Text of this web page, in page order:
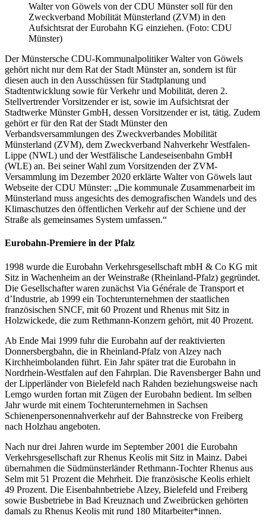
Walter von Göwels von der CDU Münster soll für den
Zweckverband Mobilität Münsterland (ZVM) in den
Aufsichtsrat der Eurobahn KG einziehen. (Foto: CDU
Münster)
Der Münstersche CDU-Kommunalpolitiker Walter von Göwels
gehört nicht nur dem Rat der Stadt Münster an, sondern ist für
diesen auch in den Ausschüssen für Stadtplanung und
Stadtentwicklung sowie für Verkehr und Mobilität, deren 2.
Stellvertrender Vorsitzender er ist, sowie im Aufsichtsrat der
Stadtwerke Münster GmbH, dessen Vorsitzender er ist, tätig. Zudem
gehört er für den Rat der Stadt Münster den
Verbandsversammlungen des Zweckverbandes Mobilität
Münsterland (ZVM), dem Zweckverband Nahverkehr Westfalen-
Lippe (NWL) und der Westfälische Landeseisenbahn GmbH
(WLE) an. Bei seiner Wahl zum Vorsitzenden der ZVM-
Versammlung im Dezember 2020 erklärte Walter von Göwels laut
Webseite der CDU Münster: „Die kommunale Zusammenarbeit im
Münsterland muss angesichts des demografischen Wandels und des
Klimaschutzes den öffentlichen Verkehr auf der Schiene und der
Straße als gemeinsames System umfassen.“
Eurobahn-Premiere in der Pfalz
1998 wurde die Eurobahn Verkehrsgesellschaft mbH & Co KG mit
Sitz in Wachenheim an der Weinstraße (Rheinland-Pfalz) gegründet.
Die Gesellschafter waren zunächst Via Générale de Transport et
d’Industrie, ab 1999 ein Tochterunternehmen der staatlichen
französischen SNCF, mit 60 Prozent und Rhenus mit Sitz in
Holzwickede, die zum Rethmann-Konzern gehört, mit 40 Prozent.
Ab Ende Mai 1999 fuhr die Eurobahn auf der reaktivierten
Donnersbergbahn, die in Rheinland-Pfalz von Alzey nach
Kirchheimbolanden führt. Ein Jahr später trat die Eurobahn in
Nordrhein-Westfalen auf den Fahrplan. Die Ravensberger Bahn und
der Lipperländer von Bielefeld nach Rahden beziehungsweise nach
Lemgo wurden fortan mit Zügen der Eurobahn bedient. Im selben
Jahr wurde mit einem Tochterunternehmen in Sachsen
Schienenpersonennahverkehr auf der Bahnstrecke von Freiberg
nach Holzhau angeboten.
Nach nur drei Jahren wurde im September 2001 die Eurobahn
Verkehrsgesellschaft zur Rhenus Keolis mit Sitz in Mainz. Dabei
übernahmen die Südmünsterländer Rethmann-Tochter Rhenus aus
Selm mit 51 Prozent die Mehrheit. Die französische Keolis erhielt
49 Prozent. Die Eisenbahnbetriebe Alzey, Bielefeld und Freiberg
sowie Busbetriebe in Bad Kreuznach und Zweibrücken gehörten
damals zu Rhenus Keolis mit rund 180 Mitarbeiter*innen.